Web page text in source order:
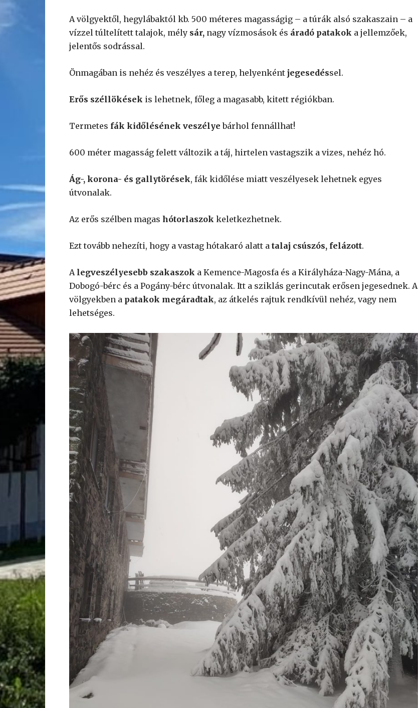
A völgyektől, hegylábaktól kb. 500 méteres magasságig – a túrák alsó szakaszain – a
vízzel túltelített talajok, mély sár, nagy vízmosások és áradó patakok a jellemzőek,
jelentős sodrással.
Önmagában is nehéz és veszélyes a terep, helyenként jegesedéssel.
Erős széllökések is lehetnek, főleg a magasabb, kitett régiókban.
Termetes fák kidőlésének veszélye bárhol fennállhat!
600 méter magasság felett változik a táj, hirtelen vastagszik a vizes, nehéz hó.
Ág-, korona- és gallytörések, fák kidőlése miatt veszélyesek lehetnek egyes
útvonalak.
Az erős szélben magas hótorlaszok keletkezhetnek.
Ezt tovább nehezíti, hogy a vastag hótakaró alatt a talaj csúszós, felázott.
A legveszélyesebb szakaszok a Kemence-Magosfa és a Királyháza-Nagy-Mána, a
Dobogó-bérc és a Pogány-bérc útvonalak. Itt a sziklás gerincutak erősen jegesednek. A
völgyekben a patakok megáradtak, az átkelés rajtuk rendkívül nehéz, vagy nem
lehetséges.